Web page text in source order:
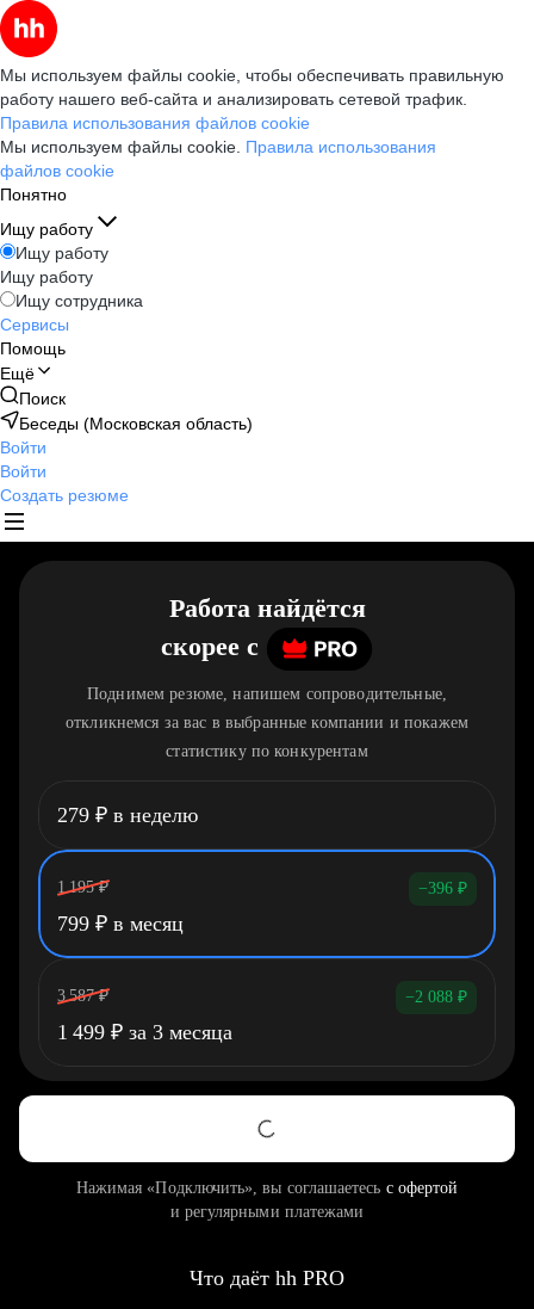
Мы используем файлы cookie, чтобы обеспечивать правильную
работу нашего веб-сайта и анализировать сетевой трафик.
Правила использования файлов cookie
Мы используем файлы cookie. Правила использования
файлов cookie
Понятно
Ищу работу
Ищу работу
Ищу работу
Ищу сотрудника
Сервисы
Помощь
Ещё
Поиск
Беседы (Московская область)
Войти
Войти
Создать резюме
Работа найдётся
скорее c
Поднимем резюме, напишем сопроводительные,
откликнемся за вас в выбранные компании и покажем
статистику по конкурентам
279 ₽ в неделю
1 195 ₽ −396 ₽
799 ₽ в месяц
3 587 ₽ −2 088 ₽
1 499 ₽ за 3 месяца
Нажимая «Подключить», вы соглашаетесь с офертой
и регулярными платежами
Что даёт hh PRO